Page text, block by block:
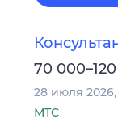
70
28 июля 2026
МТС